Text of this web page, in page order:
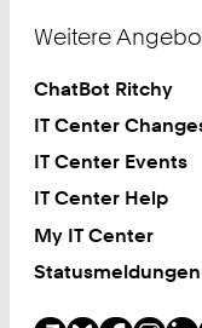
Weitere
ChatBot Ritchy
IT Center
IT Center Events
IT Center Help
My IT Center
Statusmeldungen